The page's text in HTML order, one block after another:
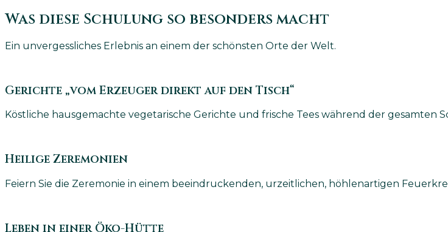
Was diese Schulung so besonders macht
Ein unvergessliches Erlebnis an einem der schönsten Orte der Welt.
Gerichte „vom Erzeuger direkt auf den Tisch“
Köstliche hausgemachte vegetarische Gerichte und frische Tees während der gesamten
Heilige Zeremonien
Feiern Sie die Zeremonie in einem beeindruckenden, urzeitlichen, höhlenartigen
Leben in einer Öko-Hütte